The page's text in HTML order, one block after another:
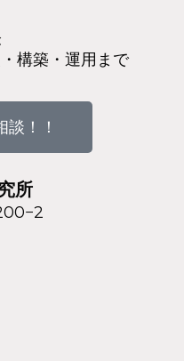
構築・運用まで
談！！
所